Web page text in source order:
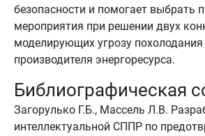
безопасности и помогает выбрать
мероприятия при решении двух
моделирующих угрозу
производителя энергоресурса.
Библиографическая
Загорулько Г.Б., Массель Л.В.
интеллектуальной СППР по